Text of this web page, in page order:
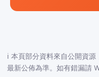
ℹ️ 本頁部分資料來自公開資
最新公佈為準。如有錯漏請